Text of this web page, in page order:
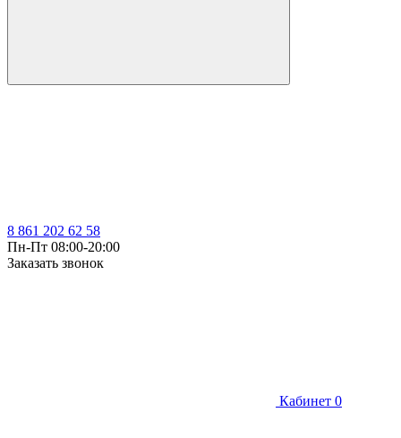
8 861 202 62 58
Пн-Пт 08:00-20:00
Заказать звонок
Кабинет 0